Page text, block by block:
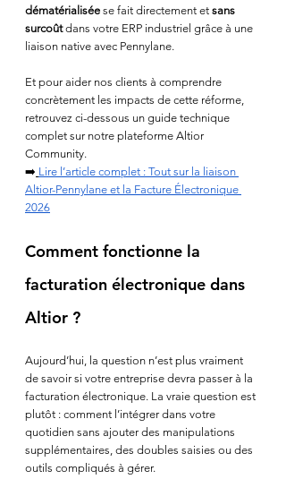
dématérialisée se fait directement et sans
surcoût dans votre ERP industriel grâce à une
liaison native avec Pennylane.
Et pour aider nos clients à comprendre
concrètement les impacts de cette réforme,
retrouvez ci-dessous un guide technique
complet sur notre plateforme Altior
Community.
➡️ Lire l’article complet : Tout sur la liaison
Altior-Pennylane et la Facture Électronique
2026
Comment fonctionne la
facturation électronique dans
Altior ?
Aujourd’hui, la question n’est plus vraiment
de savoir si votre entreprise devra passer à la
facturation électronique. La vraie question est
plutôt : comment l’intégrer dans votre
quotidien sans ajouter des manipulations
supplémentaires, des doubles saisies ou des
outils compliqués à gérer.